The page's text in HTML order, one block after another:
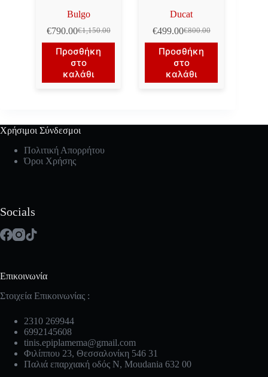
Bulgo
€1,150.00
Original
price
was:
€1,150.00.
€790.00Η
τρέχουσα
τιμή
είναι:
€790.00.
Προσθήκη
στο
καλάθι
Ducat
€800.00
Original
price
was:
€800.00.
€499.00Η
τρέχουσα
τιμή
είναι:
€499.00.
Προσθήκη
στο
καλάθι
Χρήσιμοι Σύνδεσμοι
Πολιτική Απορρήτου
Όροι Χρήσης
Socials
Επικοινωνία
Στοιχεία Επικοινωνίας :
2310 269944
6992145608
tinis.epiplamema@gmail.com
Φιλίππου 23, Θεσσαλονίκη 546 31
Παλιά επαρχιακή οδός Ν, Moudania 632 00